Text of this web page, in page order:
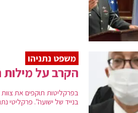
משפט נתניהו
הקרב על
בפרקליטות תוקפים את
בנייד של ישועה". פרקליטי